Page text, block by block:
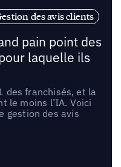
des avis clients
pain point des
laquelle ils
des franchisés, et la
le moins l’IA. Voici
gestion des avis